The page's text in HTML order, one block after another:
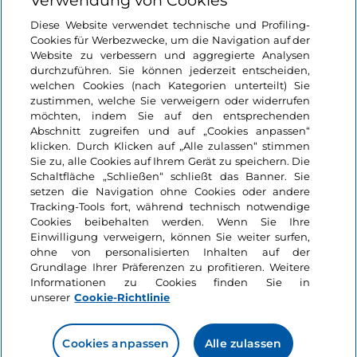
Login
Bleiben wir in Kontakt
Diese Website verwendet technische und Profiling-
Cookies für Werbezwecke, um die Navigation auf der
Website zu verbessern und aggregierte Analysen
durchzuführen. Sie können jederzeit entscheiden,
welchen Cookies (nach Kategorien unterteilt) Sie
zustimmen, welche Sie verweigern oder widerrufen
möchten, indem Sie auf den entsprechenden
Abschnitt zugreifen und auf „Cookies anpassen“
klicken. Durch Klicken auf „Alle zulassen“ stimmen
Sie zu, alle Cookies auf Ihrem Gerät zu speichern. Die
Schaltfläche „Schließen“ schließt das Banner. Sie
setzen die Navigation ohne Cookies oder andere
Tracking-Tools fort, während technisch notwendige
Cookies beibehalten werden. Wenn Sie Ihre
Einwilligung verweigern, können Sie weiter surfen,
ohne von personalisierten Inhalten auf der
Grundlage Ihrer Präferenzen zu profitieren. Weitere
Informationen zu Cookies finden Sie in
unserer Cookie-Richtlinie
Cookies anpassen Alle zulassen